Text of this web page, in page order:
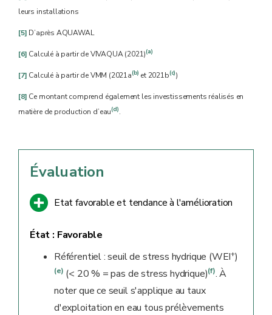
leurs installations
[5] D’après AQUAWAL
[6] Calculé à partir de VIVAQUA (2021)(a)
[7] Calculé à partir de VMM (2021a(b) et 2021b(c))
[8] Ce montant comprend également les investissements réalisés en
matière de production d’eau(d).
Évaluation
Etat favorable et tendance à l'amélioration
État : Favorable
Référentiel : seuil de stress hydrique (WEI+)
(e) (< 20 % = pas de stress hydrique)(f). À
noter que ce seuil s'applique au taux
d'exploitation en eau tous prélèvements